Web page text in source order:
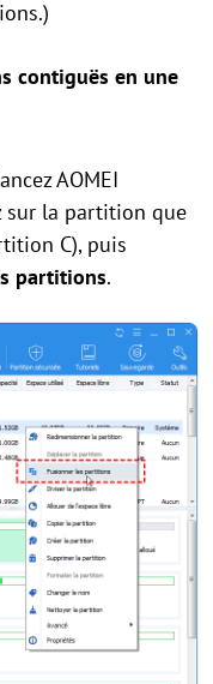
contiguës en une
AOMEI
sur la partition que
C), puis
partitions.